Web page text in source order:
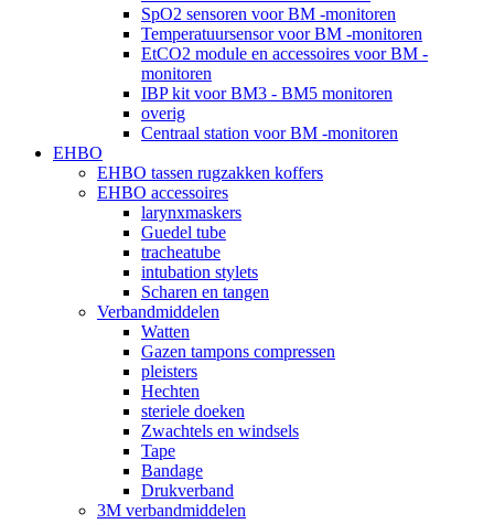
SpO2 sensoren voor BM -monitoren
Temperatuursensor voor BM -monitoren
EtCO2 module en accessoires voor BM -
monitoren
IBP kit voor BM3 - BM5 monitoren
overig
Centraal station voor BM -monitoren
EHBO
EHBO tassen rugzakken koffers
EHBO accessoires
larynxmaskers
Guedel tube
tracheatube
intubation stylets
Scharen en tangen
Verbandmiddelen
Watten
Gazen tampons compressen
pleisters
Hechten
steriele doeken
Zwachtels en windsels
Tape
Bandage
Drukverband
3M verbandmiddelen